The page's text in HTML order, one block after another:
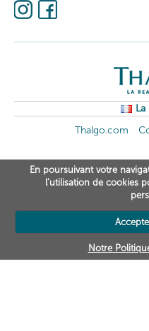
La
Thalgo.com
En poursuivant votre
l’utilisation de cookies
Notre